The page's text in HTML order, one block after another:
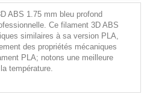
ABS 1.75 mm bleu profond
Ce filament 3D ABS
similaires à sa version PLA,
des propriétés mécaniques
PLA; notons une meilleure
température.